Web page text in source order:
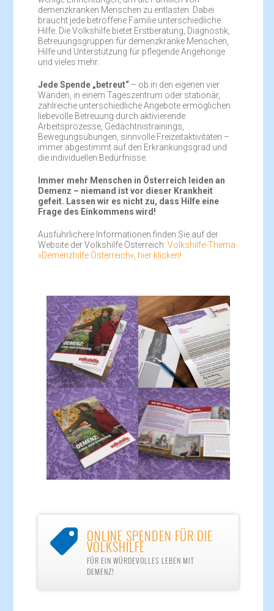
demenzkranken Menschen zu entlasten. Dabei
braucht jede betroffene Familie unterschiedliche
Hilfe. Die Volkshilfe bietet Erstberatung, Diagnostik,
Betreuungsgruppen für demenzkranke Menschen,
Hilfe und Unterstützung für pflegende Angehörige
und vieles mehr.
Jede Spende „betreut“ – ob in den eigenen vier
Wänden, in einem Tageszentrum oder stationär,
zahlreiche unterschiedliche Angebote ermöglichen
liebevolle Betreuung durch aktivierende
Arbeitsprozesse, Gedächtnistrainings,
Bewegungsübungen, sinnvolle Freizeitaktivitäten –
immer abgestimmt auf den Erkrankungsgrad und
die individuellen Bedürfnisse.
Immer mehr Menschen in Österreich leiden an
Demenz – niemand ist vor dieser Krankheit
gefeit. Lassen wir es nicht zu, dass Hilfe eine
Frage des Einkommens wird!
Ausführlichere Informationen finden Sie auf der
Website der Volkshilfe Österreich:Volkshilfe-Thema
»Demenzhilfe Österreich«, hier klicken!
 ONLINE SPENDEN FÜR DIE
VOLKSHILFE
FÜR EIN WÜRDEVOLLES LEBEN MIT
DEMENZ!